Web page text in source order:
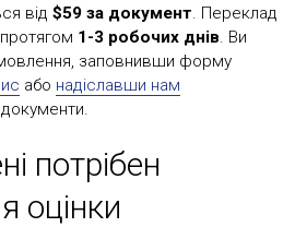
від $59 за документ. Переклад
1-3 робочих днів. Ви
заповнивши форму
або надіславши нам
документи.
потрібен
оцінки